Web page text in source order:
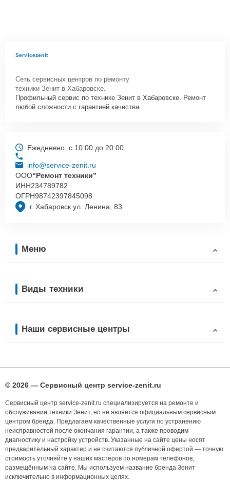
Servicezenit
Сеть сервисных центров по ремонту
техники Зенит в Хабаровске.
Профильный сервис по технике Зенит в Хабаровске. Ремонт
любой сложности с гарантией качества.
г. Хабаровск ул. Ленина, 83
Ежедневно, с 10:00 до 20:00
info@service-zenit.ru
ООО“Ремонт техники”
ИНН234789782
ОГРН98742397845098
Меню
Виды техники
Наши сервисные центры
© 2026 — Сервисный центр service-zenit.ru
Сервисный центр service-zenit.ru специализируется на ремонте и
обслуживании техники Зенит, но не является официальным сервисным
центром бренда. Предлагаем качественные услуги по устранению
неисправностей после окончания гарантии, а также проводим
диагностику и настройку устройств. Указанные на сайте цены носят
предварительный характер и не считаются публичной офертой — точную
стоимость уточняйте у наших мастеров по номерам телефонов,
размещённым на сайте. Мы используем название бренда Зенит
исключительно в информационных целях.